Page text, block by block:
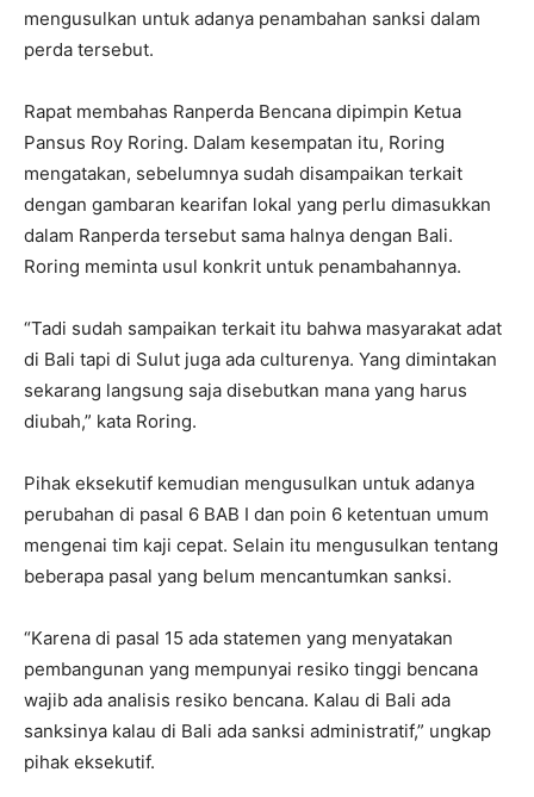
mengusulkan untuk adanya penambahan sanksi dalam
perda tersebut.
Rapat membahas Ranperda Bencana dipimpin Ketua
Pansus Roy Roring. Dalam kesempatan itu, Roring
mengatakan, sebelumnya sudah disampaikan terkait
dengan gambaran kearifan lokal yang perlu dimasukkan
dalam Ranperda tersebut sama halnya dengan Bali.
Roring meminta usul konkrit untuk penambahannya.
“Tadi sudah sampaikan terkait itu bahwa masyarakat adat
di Bali tapi di Sulut juga ada culturenya. Yang dimintakan
sekarang langsung saja disebutkan mana yang harus
diubah,” kata Roring.
Pihak eksekutif kemudian mengusulkan untuk adanya
perubahan di pasal 6 BAB I dan poin 6 ketentuan umum
mengenai tim kaji cepat. Selain itu mengusulkan tentang
beberapa pasal yang belum mencantumkan sanksi.
“Karena di pasal 15 ada statemen yang menyatakan
pembangunan yang mempunyai resiko tinggi bencana
wajib ada analisis resiko bencana. Kalau di Bali ada
sanksinya kalau di Bali ada sanksi administratif,” ungkap
pihak eksekutif.